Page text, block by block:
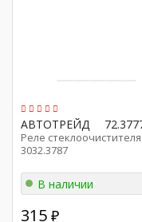
АВТОТРЕЙД
Реле
3032.3787
В наличии
315 ₽